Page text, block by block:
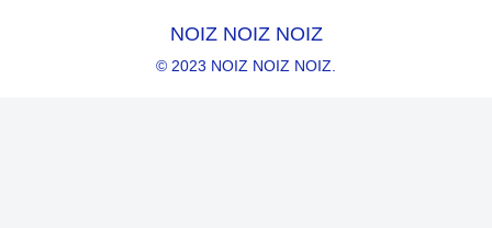
NOIZ NOIZ NOIZ
© 2023 NOIZ NOIZ NOIZ.